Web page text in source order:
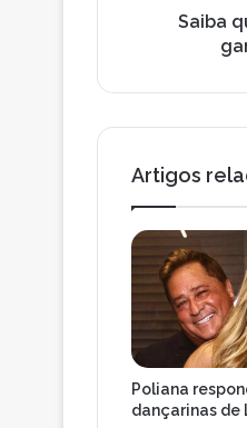
m
e
a
A
n
d
a
d
e
á
g
Saiba
Artigos
Poliana
dançarinas de